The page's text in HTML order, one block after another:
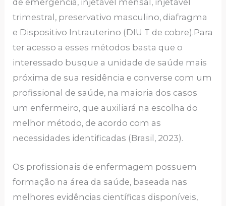
de emergência, injetável mensal, injetável
trimestral, preservativo masculino, diafragma
e Dispositivo Intrauterino (DIU T de cobre).Para
ter acesso a esses métodos basta que o
interessado busque a unidade de saúde mais
próxima de sua residência e converse com um
profissional de saúde, na maioria dos casos
um enfermeiro, que auxiliará na escolha do
melhor método, de acordo com as
necessidades identificadas (Brasil, 2023).
Os profissionais de enfermagem possuem
formação na área da saúde, baseada nas
melhores evidências científicas disponíveis,